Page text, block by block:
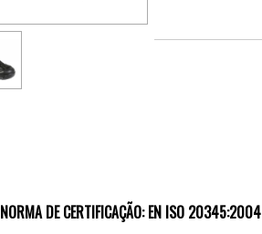
NORMA DE CERTIFICAÇÃO: EN ISO 20345:2004